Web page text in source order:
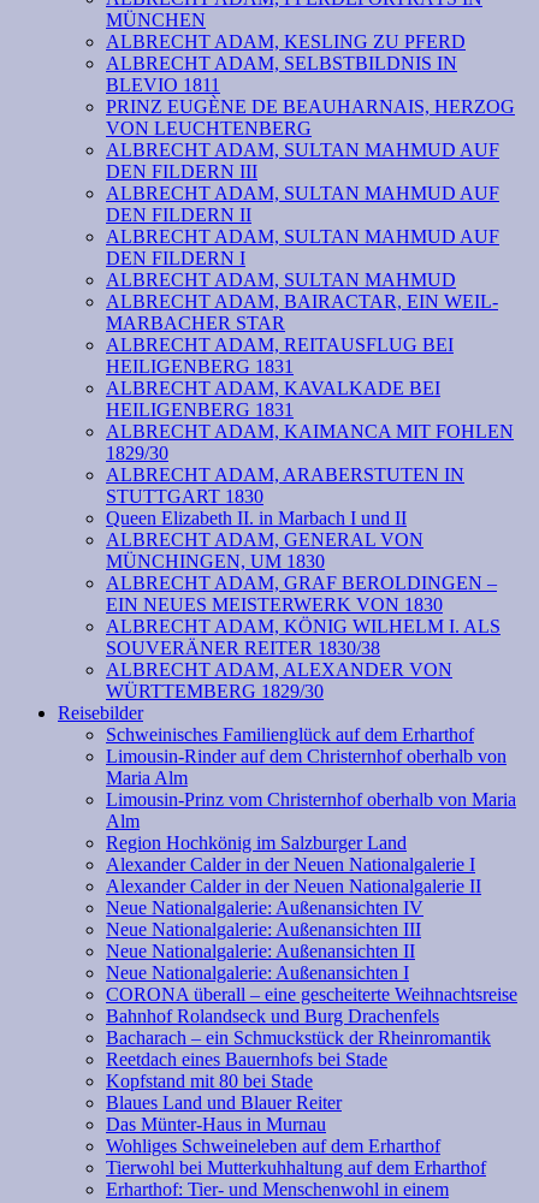
MÜNCHEN
ALBRECHT ADAM, KESLING ZU PFERD
ALBRECHT ADAM, SELBSTBILDNIS IN
BLEVIO 1811
PRINZ EUGÈNE DE BEAUHARNAIS, HERZOG
VON LEUCHTENBERG
ALBRECHT ADAM, SULTAN MAHMUD AUF
DEN FILDERN III
ALBRECHT ADAM, SULTAN MAHMUD AUF
DEN FILDERN II
ALBRECHT ADAM, SULTAN MAHMUD AUF
DEN FILDERN I
ALBRECHT ADAM, SULTAN MAHMUD
ALBRECHT ADAM, BAIRACTAR, EIN WEIL-
MARBACHER STAR
ALBRECHT ADAM, REITAUSFLUG BEI
HEILIGENBERG 1831
ALBRECHT ADAM, KAVALKADE BEI
HEILIGENBERG 1831
ALBRECHT ADAM, KAIMANCA MIT FOHLEN
1829/30
ALBRECHT ADAM, ARABERSTUTEN IN
STUTTGART 1830
Queen Elizabeth II. in Marbach I und II
ALBRECHT ADAM, GENERAL VON
MÜNCHINGEN, UM 1830
ALBRECHT ADAM, GRAF BEROLDINGEN –
EIN NEUES MEISTERWERK VON 1830
ALBRECHT ADAM, KÖNIG WILHELM I. ALS
SOUVERÄNER REITER 1830/38
ALBRECHT ADAM, ALEXANDER VON
WÜRTTEMBERG 1829/30
Reisebilder
Schweinisches Familienglück auf dem Erharthof
Limousin-Rinder auf dem Christernhof oberhalb von
Maria Alm
Limousin-Prinz vom Christernhof oberhalb von Maria
Alm
Region Hochkönig im Salzburger Land
Alexander Calder in der Neuen Nationalgalerie I
Alexander Calder in der Neuen Nationalgalerie II
Neue Nationalgalerie: Außenansichten IV
Neue Nationalgalerie: Außenansichten III
Neue Nationalgalerie: Außenansichten II
Neue Nationalgalerie: Außenansichten I
CORONA überall – eine gescheiterte Weihnachtsreise
Bahnhof Rolandseck und Burg Drachenfels
Bacharach – ein Schmuckstück der Rheinromantik
Reetdach eines Bauernhofs bei Stade
Kopfstand mit 80 bei Stade
Blaues Land und Blauer Reiter
Das Münter-Haus in Murnau
Wohliges Schweineleben auf dem Erharthof
Tierwohl bei Mutterkuhhaltung auf dem Erharthof
Erharthof: Tier- und Menschenwohl in einem